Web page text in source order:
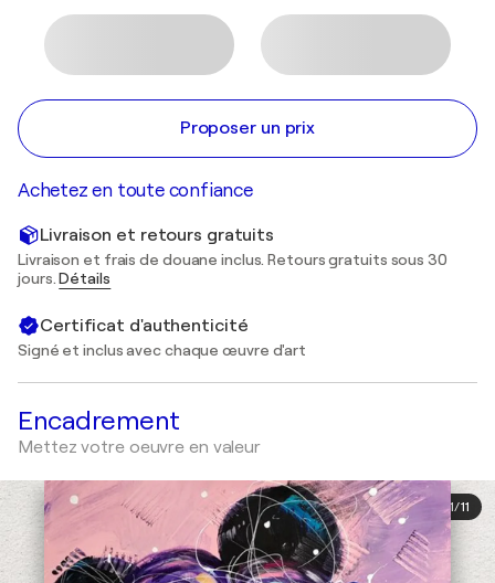
Proposer un prix
Achetez en toute confiance
Livraison et retours gratuits
Livraison et frais de douane inclus. Retours gratuits sous 30
jours.Détails
Certificat d'authenticité
Signé et inclus avec chaque œuvre d'art
Encadrement
Mettez votre oeuvre en valeur
1/11